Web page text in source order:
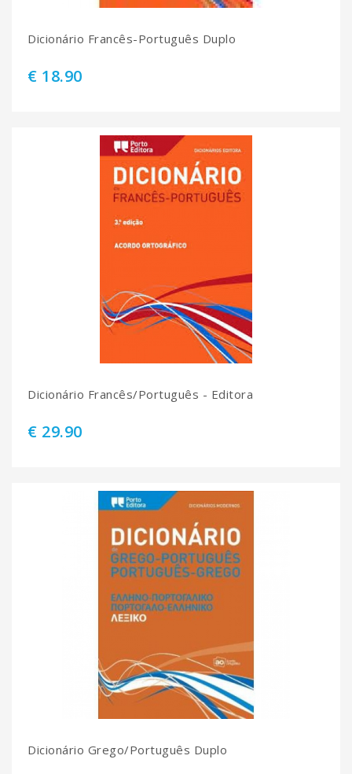
Dicionário Francês-Português Duplo
€ 18.90
Dicionário Francês/Português - Editora
€ 29.90
Dicionário Grego/Português Duplo